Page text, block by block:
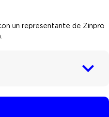
un representante de Zinpro